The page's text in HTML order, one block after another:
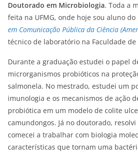
Doutorado em Microbiologia. Toda a
feita na UFMG, onde hoje sou aluno do
em Comunicação Pública da Ciência
técnico de laboratório na Faculdade de
Durante a graduação estudei o papel
microrganismos probióticos na
salmonela. No mestrado, estudei um
imunologia e os mecanismos de ação
probiótica em um modelo de colite
camundongos. Já no doutorado,
comecei a trabalhar com biologia
características que tornam uma